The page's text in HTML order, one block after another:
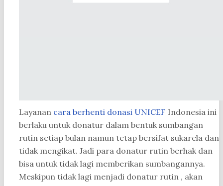
Layanan cara berhenti donasi UNICEF Indonesia ini
berlaku untuk donatur dalam bentuk sumbangan
rutin setiap bulan namun tetap bersifat sukarela dan
tidak mengikat. Jadi para donatur rutin berhak dan
bisa untuk tidak lagi memberikan sumbangannya.
Meskipun tidak lagi menjadi donatur rutin , akan